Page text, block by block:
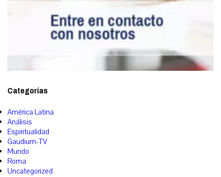
Categorías
América Latina
Análisis
Espiritualidad
Gaudium-TV
Mundo
Roma
Uncategorized